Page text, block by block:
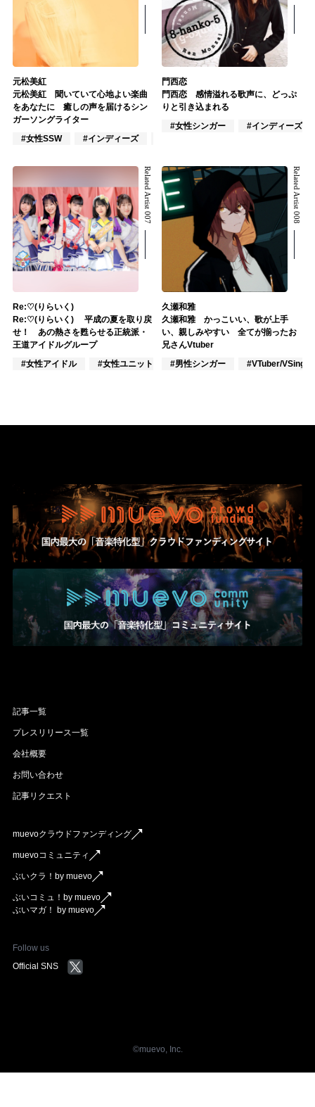
元松美紅
元松美紅 聞いていて心地よい楽曲
をあなたに 癒しの声を届けるシン
ガーソングライター
#女性SSW
#インディーズ
門西恋
門西恋 感情溢れる歌声に、どっぷ
りと引き込まれる
#女性シンガー
#インディーズ
Related Artist 007
Re:♡(りらいく)
Re:♡(りらいく) 平成の夏を取り戻
せ！ あの熱さを甦らせる正統派・
王道アイドルグループ
#女性アイドル
#女性ユニット #ポップス
Related Artist 008
久瀬和雅
久瀬和雅 かっこいい、歌が上手
い、親しみやすい 全てが揃ったお
兄さんVtuber
#男性シンガー
#VTuber/VSinger
記事一覧
プレスリリース一覧
会社概要
お問い合わせ
記事リクエスト
muevoクラウドファンディング
muevoコミュニティ
ぶいクラ！by muevo
ぶいコミュ！by muevo
ぶいマガ！ by muevo
Follow us
Official SNS
©︎muevo, Inc.